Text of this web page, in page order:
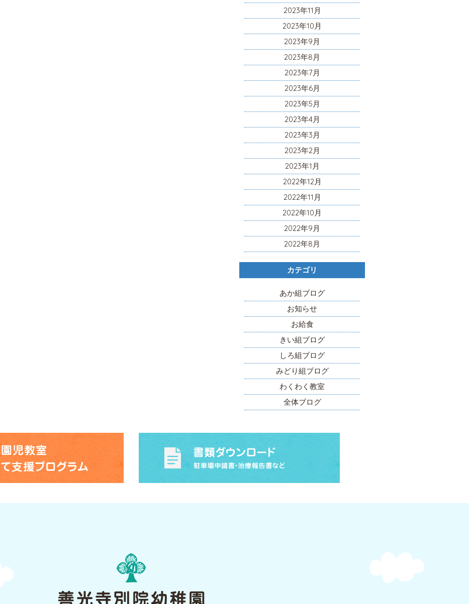
2023年11月
2023年10月
2023年9月
2023年8月
2023年7月
2023年6月
2023年5月
2023年4月
2023年3月
2023年2月
2023年1月
2022年12月
2022年11月
2022年10月
2022年9月
2022年8月
カテゴリ
あか組ブログ
お知らせ
お給食
きい組ブログ
しろ組ブログ
みどり組ブログ
わくわく教室
全体ブログ